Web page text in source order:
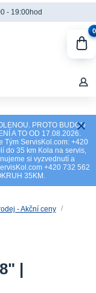
PROTO BUDOU
A TO OD 17.08.2026.
Tým ServisKol.com: +420
do 35 km Kola na servis,
si vyzvednutí a
+420 732 562
35KM.
- 19:00hod
0
- Akční ceny
|